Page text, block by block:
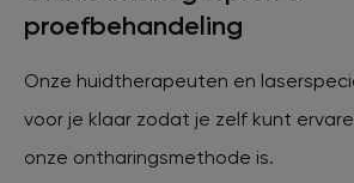
proefbehandeling
Onze huidtherapeuten en
voor je klaar zodat je zelf kunt
onze ontharingsmethode is.
Ervaringen
Veelgestelde vragen